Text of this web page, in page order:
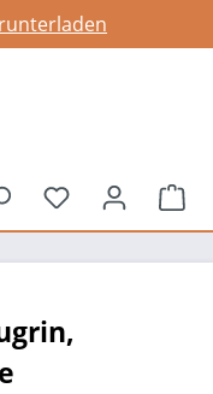
Du hast 0